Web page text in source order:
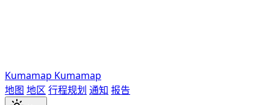
Kumamap Kumamap
地图 地区 行程规划 通知 报告